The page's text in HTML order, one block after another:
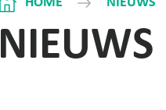
NIEUWS